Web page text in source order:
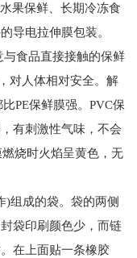
果保鲜、长期冷冻食
导电拉伸膜包装。
与食品直接接触的保鲜
对人体相对安全。解
PE保鲜膜强。PVC保
有刺激性气味，不会
烧时火焰呈黄色，无
)组成的袋。袋的两侧
袋印刷颜色少，而链
在上面贴一条橡胶